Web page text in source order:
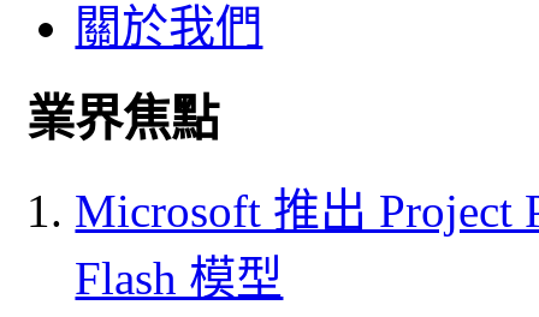
關於我們
業界焦點
Microsoft 推出 Project
Flash 模型